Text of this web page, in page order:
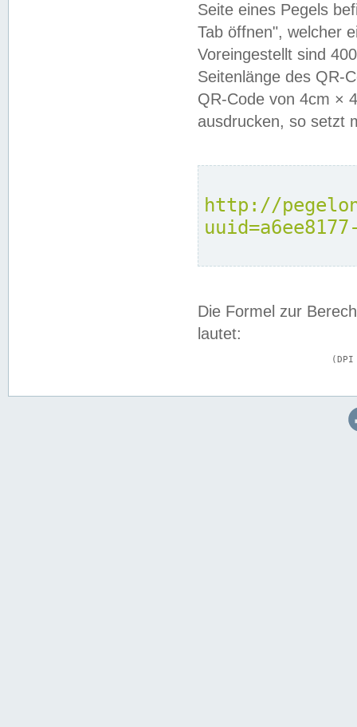
Seite eines Pegels
Tab öffnen", welcher
Voreingestellt sind
Seitenlänge des QR-
QR-Code von 4cm ×
ausdrucken, so setzt
http://
Die Formel zur
lautet: